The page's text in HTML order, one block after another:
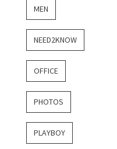
MEN
NEED2KNOW
OFFICE
PHOTOS
PLAYBOY